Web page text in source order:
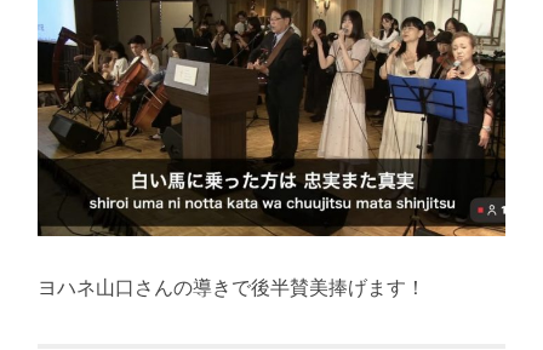
ヨハネ山口さんの導きで後半賛美捧げます！